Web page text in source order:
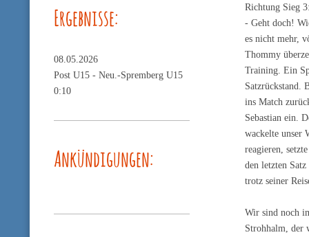
Richtung Sieg
- Geht doch!
es nicht mehr,
Thommy
Training. Ein
Satzrückstand.
ins Match
Sebastian ein.
wackelte unser
reagieren,
den letzten
trotz seiner
Wir sind noch
Strohhalm, der
Ergebnisse:
08.05.2026
Post U15 - Neu.-Spremberg U15
0:10
Ankündigungen: